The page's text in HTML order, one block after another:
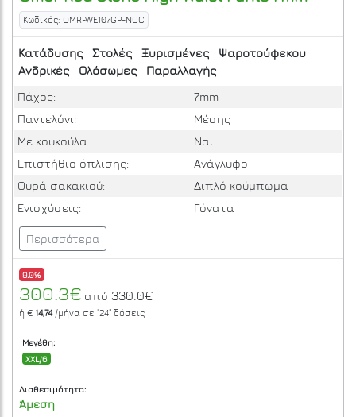
Κωδικός: OMR-WE107GP-NCC
Κατάδυσης Στολές Ξυρισμένες
Ψαροτούφεκου
Ανδρικές
Ολόσωμες
Παραλλαγής
Πάχος:
7mm
Παντελόνι:
Μέσης
Με κουκούλα:
Ναι
Επιστήθιο όπλισης:
Ανάγλυφο
Ουρά σακακιού:
Διπλό κούμπωμα
Ενισχύσεις:
Γόνατα
Περισσότερα
9.0%
300.3€ από 330.0€
ή € 14,74/μήνα σε "24" δόσεις
Μεγέθη:
XXL/6
Διαθεσιμότητα:
Άμεση